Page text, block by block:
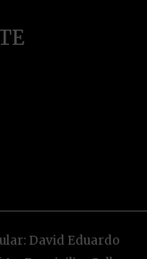
David Eduardo